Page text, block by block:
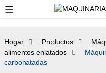
Hogar Productos
alimentos enlatados
carbonatadas